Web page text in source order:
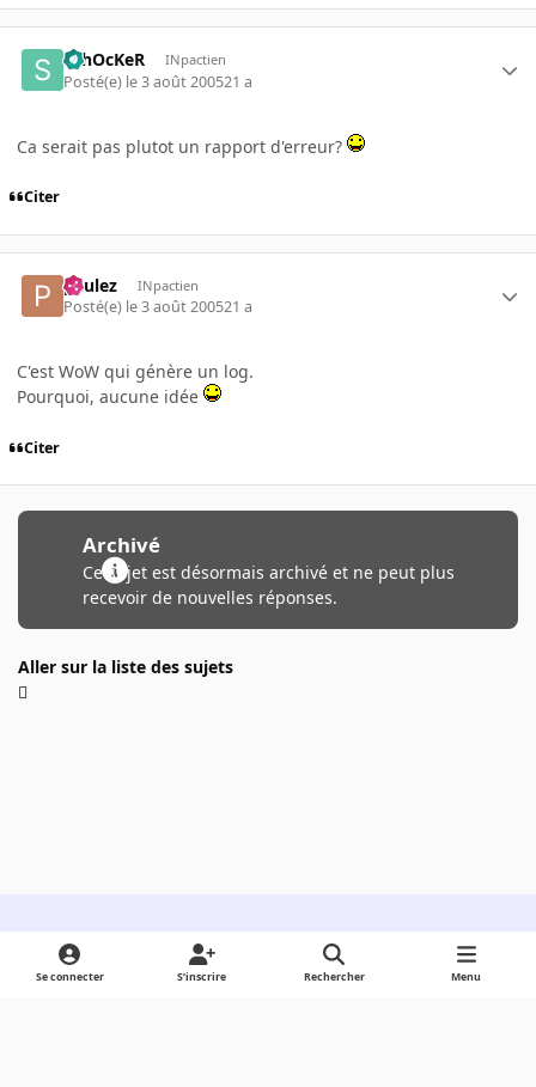
SchOcKeR INpactien
Posté(e) le 3 août 200521 a
Ca serait pas plutot un rapport d'erreur?
Citer
paulez INpactien
Posté(e) le 3 août 200521 a
C'est WoW qui génère un log.
Pourquoi, aucune idée
Citer
Archivé
Ce sujet est désormais archivé et ne peut plus
recevoir de nouvelles réponses.
Aller sur la liste des sujets
Light ModeDark ModeSystem Preference
Se connecter S’inscrire Rechercher Menu